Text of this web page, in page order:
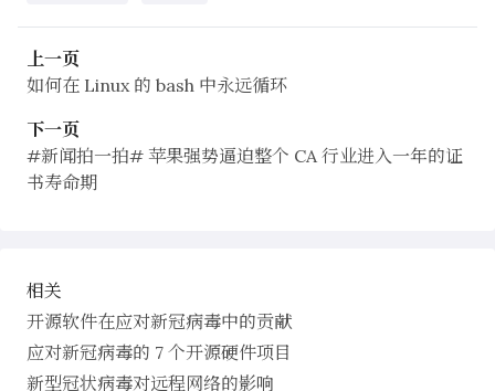
上一页
如何在 Linux 的 bash 中永远循环
下一页
#新闻拍一拍# 苹果强势逼迫整个 CA 行业进入一年的证
书寿命期
相关
开源软件在应对新冠病毒中的贡献
应对新冠病毒的 7 个开源硬件项目
新型冠状病毒对远程网络的影响